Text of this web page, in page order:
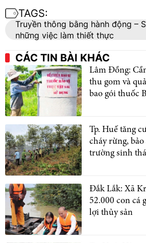
TAGS:
Truyền thông bằng hành động –
những việc làm thiết thực
CÁC TIN BÀI KHÁC
Lâm Đồng:
thu gom và
bao gói thuốc
Tp. Huế tăng
cháy rừng,
trường sinh
Đắk Lắk: Xã
52.000 con cá
lợi thủy sản